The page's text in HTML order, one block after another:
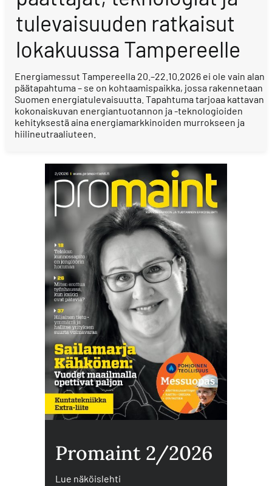
tulevaisuuden ratkaisut
lokakuussa Tampereelle
Energiamessut Tampereella 20.–22.10.2026 ei ole vain alan
päätapahtuma – se on kohtaamispaikka, jossa rakennetaan
Suomen energiatulevaisuutta. Tapahtuma tarjoaa kattavan
kokonaiskuvan energiantuotannon ja -teknologioiden
kehityksestä aina energiamarkkinoiden murrokseen ja
hiilineutraaliuteen.
Promaint 2/2026
Lue näköislehti